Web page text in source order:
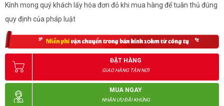
Kính mong quý khách lấy hóa đơn đỏ khi mua hàng để tuân thủ đúng
quy định của pháp luật
ĐẶT HÀNG
GIAO HÀNG TẬN NƠI
MUA NGAY
NHẬN ƯU ĐÃI KHỦNG